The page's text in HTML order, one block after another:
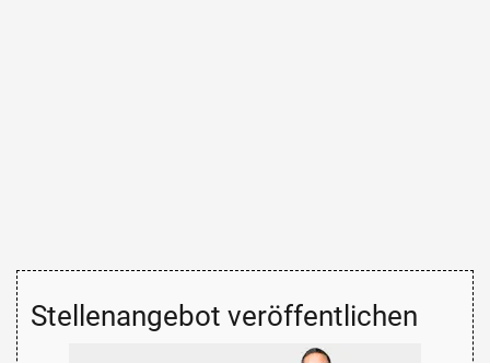
Stellenangebot veröffentlichen